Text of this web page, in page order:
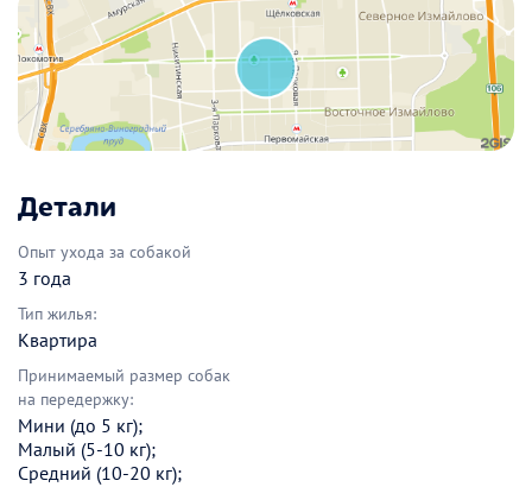
Детали
Опыт ухода за собакой
3 года
Тип жилья:
Квартира
Принимаемый размер собак
на передержку:
Мини (до 5 кг);
Малый (5-10 кг);
Средний (10-20 кг);